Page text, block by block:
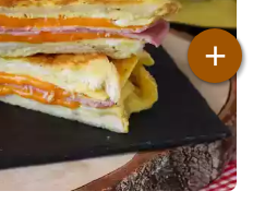
+